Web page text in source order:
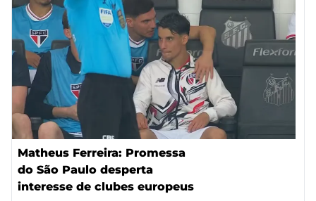
Matheus Ferreira: Promessa
do São Paulo desperta
interesse de clubes europeus